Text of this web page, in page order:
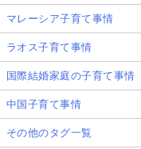
マレーシア子育て事情
ラオス子育て事情
国際結婚家庭の子育て事情
中国子育て事情
その他のタグ一覧